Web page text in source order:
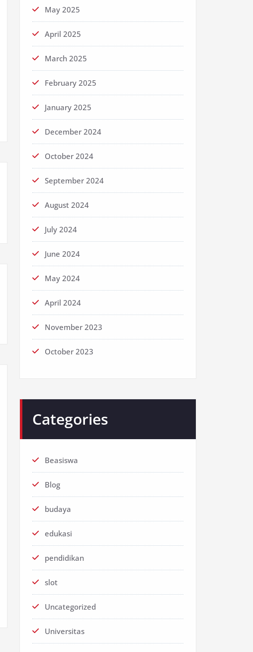
May 2025
April 2025
March 2025
February 2025
January 2025
December 2024
October 2024
September 2024
August 2024
July 2024
June 2024
May 2024
April 2024
November 2023
October 2023
Categories
Beasiswa
Blog
budaya
edukasi
pendidikan
slot
Uncategorized
Universitas